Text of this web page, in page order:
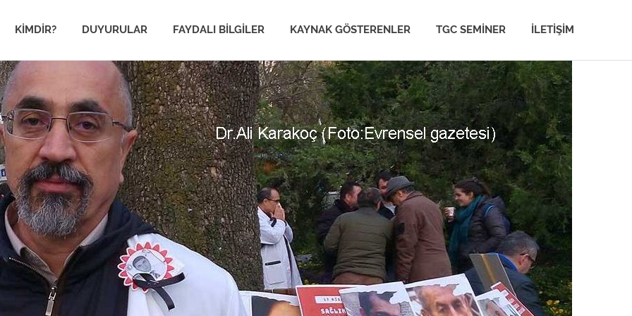
KIMDIR? DUYURULAR FAYDALI BILGILER KAYNAK GÖSTERENLER TGC SEMINER İLETIŞIM